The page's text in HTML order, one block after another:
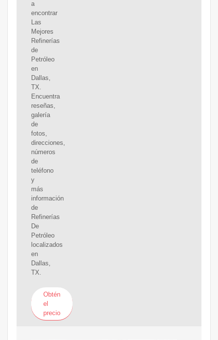
a
encontrar
Las
Mejores
Refinerías
de
Petróleo
en
Dallas,
TX.
Encuentra
reseñas,
galería
de
fotos,
direcciones,
números
de
teléfono
y
más
información
de
Refinerías
De
Petróleo
localizados
en
Dallas,
TX.
Obtén
el
precio